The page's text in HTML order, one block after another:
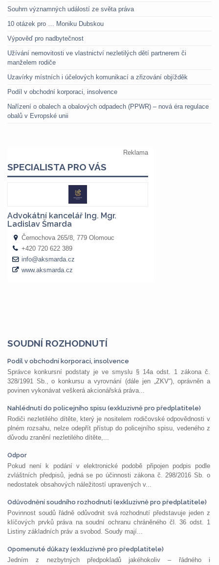
Souhrn významných událostí ze světa práva
10 otázek pro … Moniku Dubskou
Výpověď pro nadbytečnost
Užívání nemovitosti ve vlastnictví nezletilých dětí partnerem či
manželem rodiče
Uzavírky místních i účelových komunikací a zřizování objížděk
Podíl v obchodní korporaci, insolvence
Nařízení o obalech a obalových odpadech (PPWR) – nová éra regulace
obalů v Evropské unii
SOUDNÍ ROZHODNUTÍ
Podíl v obchodní korporaci, insolvence
Správce konkursní podstaty je ve smyslu § 14a odst. 1 zákona č.
328/1991 Sb., o konkursu a vyrovnání (dále jen „ZKV“), oprávněn a
povinen vykonávat veškerá akcionářská práva...
Nahlédnutí do policejního spisu (exkluzivně pro předplatitele)
Rodiči nezletilého dítěte, který je nositelem rodičovské odpovědnosti v
plném rozsahu, nelze odepřít přístup do policejního spisu, vedeného z
důvodu zranění nezletilého dítěte,...
Odpor
Pokud není k podání v elektronické podobě připojen podpis podle
zvláštních předpisů, jedná se po účinnosti zákona č. 298/2016 Sb. o
nedostatek obsahových náležitostí upravených v...
Odůvodnění soudního rozhodnutí (exkluzivně pro předplatitele)
Povinnost soudů řádně odůvodnit svá rozhodnutí představuje jeden z
klíčových prvků práva na soudní ochranu chráněného čl. 36 odst. 1
Listiny základních práv a svobod. Soudy mají...
Opomenuté důkazy (exkluzivně pro předplatitele)
Jedním z nezbytných předpokladů jakéhokoliv – řádného i